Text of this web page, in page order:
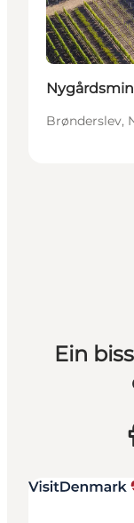
Nachhaltig
Brønderslev,
Ein